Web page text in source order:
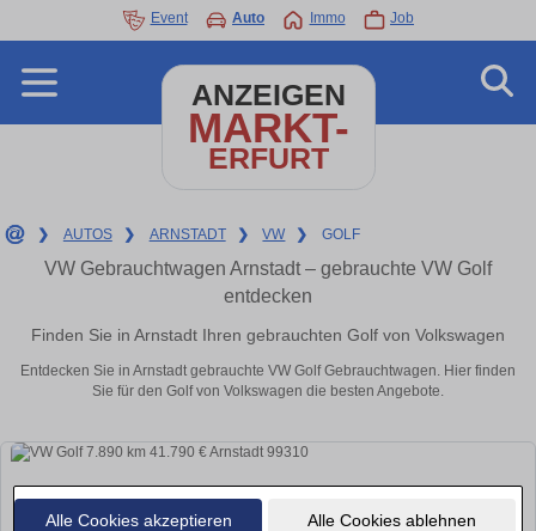
Alle Cookies akzeptieren Alle Cookies ablehnen
Event Auto Immo Job
ANZEIGEN
MARKT-
ERFURT
❯ AUTOS ❯ ARNSTADT ❯ VW ❯ GOLF
VW Gebrauchtwagen Arnstadt – gebrauchte VW Golf
entdecken
Finden Sie in Arnstadt Ihren gebrauchten Golf von Volkswagen
Entdecken Sie in Arnstadt gebrauchte VW Golf Gebrauchtwagen. Hier finden
Sie für den Golf von Volkswagen die besten Angebote.